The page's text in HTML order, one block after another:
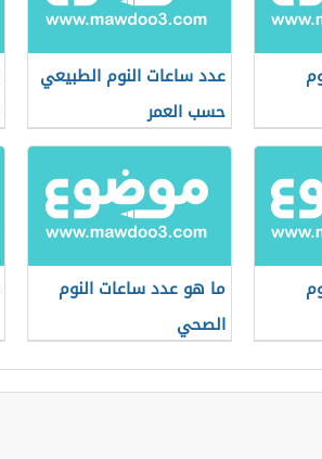
عدد ساعات النوم الطبيعي
حسب العمر
ما هو عدد ساعات النوم
الصحي